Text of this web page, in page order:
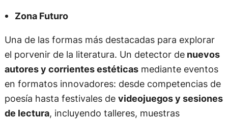
Zona Futuro
Una de las formas más destacadas para explorar
el porvenir de la literatura. Un detector denuevos
autores y corrientes estéticasmediante eventos
en formatos innovadores: desde competencias de
poesía hasta festivales de videojuegos y sesiones
de lectura, incluyendo talleres, muestras